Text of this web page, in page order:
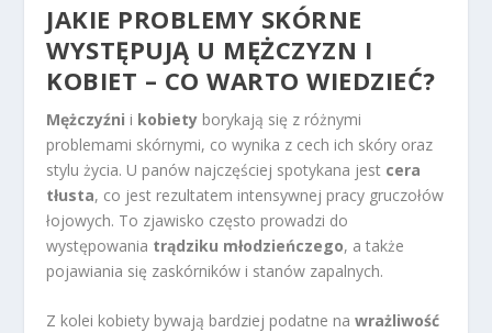
JAKIE PROBLEMY SKÓRNE
WYSTĘPUJĄ U MĘŻCZYZN I
KOBIET – CO WARTO WIEDZIEĆ?
Mężczyźni i kobiety borykają się z różnymi
problemami skórnymi, co wynika z cech ich skóry oraz
stylu życia. U panów najczęściej spotykana jest cera
tłusta, co jest rezultatem intensywnej pracy gruczołów
łojowych. To zjawisko często prowadzi do
występowania trądziku młodzieńczego, a także
pojawiania się zaskórników i stanów zapalnych.
Z kolei kobiety bywają bardziej podatne nawrażliwość